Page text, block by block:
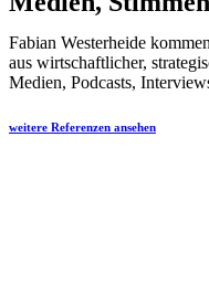
Fabian Westerheide
aus wirtschaftlicher,
Medien, Podcasts,
weitere Referenzen ansehen